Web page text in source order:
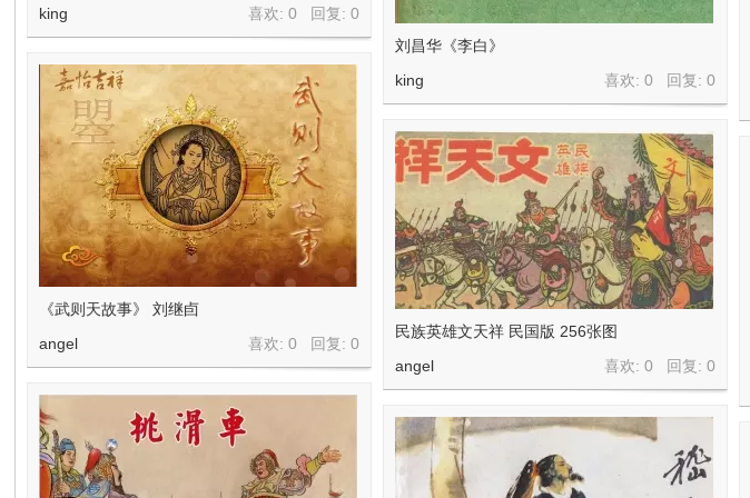
喜欢: 0 回复:0
king
刘昌华《李白》
喜欢: 0 回复:0
king
《武则天故事》 刘继卣
喜欢: 0 回复:0
angel
民族英雄文天祥 民国版 256张图
喜欢: 0 回复:0
angel